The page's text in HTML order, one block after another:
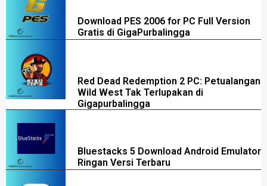
Download PES 2006 for PC Full Version
Gratis di GigaPurbalingga
Red Dead Redemption 2 PC: Petualangan
Wild West Tak Terlupakan di
Gigapurbalingga
Bluestacks 5 Download Android Emulator
Ringan Versi Terbaru